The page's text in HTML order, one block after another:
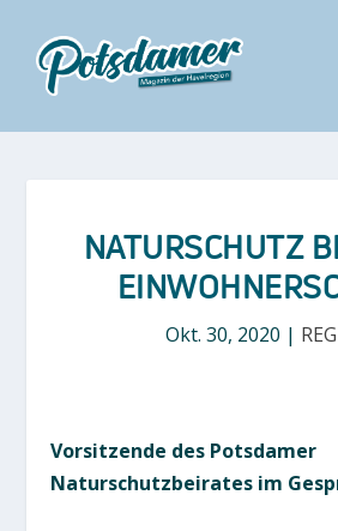
NATURSCHUTZ
Okt. 30, 2020 |
Vorsitzende des Potsdamer
Naturschutzbeirates im